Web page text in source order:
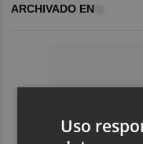
ARCHIVADO EN
Uso